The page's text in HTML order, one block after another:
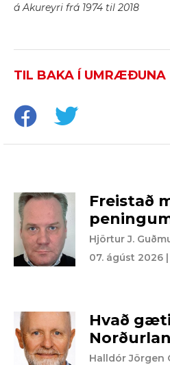
á Akureyri frá 1974 til 2018
TIL BAKA Í UMRÆÐUNA
Freistað
Hjörtur J.
07. ágúst 2026 |
Hvað
Halldór Jörgen